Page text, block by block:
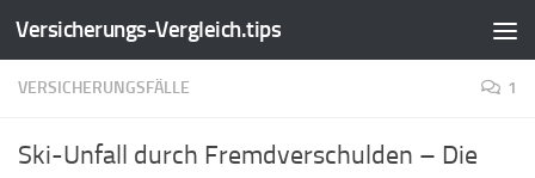
Zum Inhalt springen
Versicherungs-Vergleich.tips
VERSICHERUNGSFÄLLE 1
Ski-Unfall durch Fremdverschulden – Die